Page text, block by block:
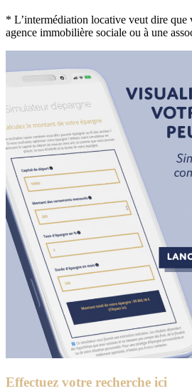
* L’intermédiation locative veut dire que
agence immobilière sociale ou à une
Effectuez votre recherche ici